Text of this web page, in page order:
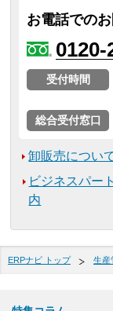
お電話での
0120-
受付時間
総合受付窓口
卸販売につい
ビジネスパー
内
ERPナビ トップ 生産